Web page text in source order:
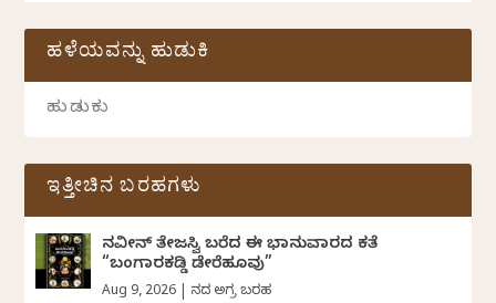
ಹಳೆಯವನ್ನು ಹುಡುಕಿ
ಇತ್ತೀಚಿನ ಬರಹಗಳು
ನವೀನ್‌ ತೇಜಸ್ವಿ ಬರೆದ ಈ ಭಾನುವಾರದ ಕತೆ
“ಬಂಗಾರಕಡ್ಡಿ ಡೇರೆಹೂವು”
Aug 9, 2026 ದಿನದ ಅಗ್ರ ಬರಹ